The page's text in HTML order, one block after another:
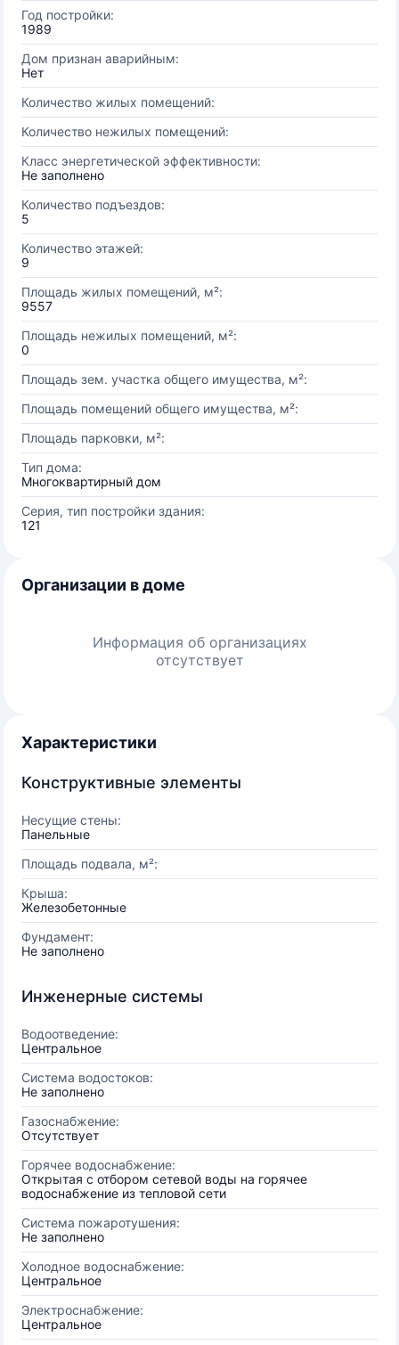
Год постройки:
1989
Дом признан аварийным:
Нет
Количество жилых помещений:
Количество нежилых помещений:
Класс энергетической эффективности:
Не заполнено
Количество подъездов:
5
Количество этажей:
9
Площадь жилых помещений, м²:
9557
Площадь нежилых помещений, м²:
0
Площадь зем. участка общего имущества, м²:
Площадь помещений общего имущества, м²:
Площадь парковки, м²:
Тип дома:
Многоквартирный дом
Серия, тип постройки здания:
121
Организации в доме
Информация об организациях
отсутствует
Характеристики
Конструктивные элементы
Несущие стены:
Панельные
Площадь подвала, м²:
Крыша:
Железобетонные
Фундамент:
Не заполнено
Инженерные системы
Водоотведение:
Центральное
Система водостоков:
Не заполнено
Газоснабжение:
Отсутствует
Горячее водоснабжение:
Открытая с отбором сетевой воды на горячее
водоснабжение из тепловой сети
Система пожаротушения:
Не заполнено
Холодное водоснабжение:
Центральное
Электроснабжение:
Центральное